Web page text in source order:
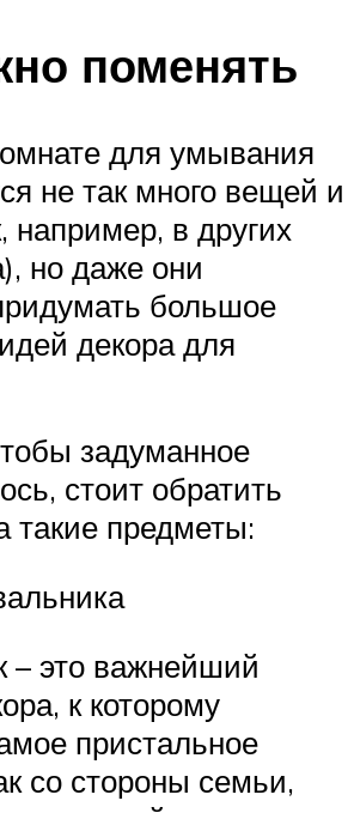
поменять
для умывания
не так много вещей и
например, в других
но даже они
большое
декора для
задуманное
стоит обратить
такие предметы:
– это важнейший
к которому
пристальное
со стороны семьи,